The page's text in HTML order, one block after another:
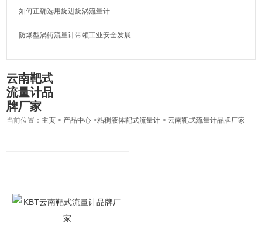
如何正确选用旋进旋涡流量计
防爆型涡街流量计带领工业安全发展
云南靶式
流量计品
牌厂家
当前位置： 主页 > 产品中心 >粘稠液体靶式流量计 >云南靶式流量计品牌厂家